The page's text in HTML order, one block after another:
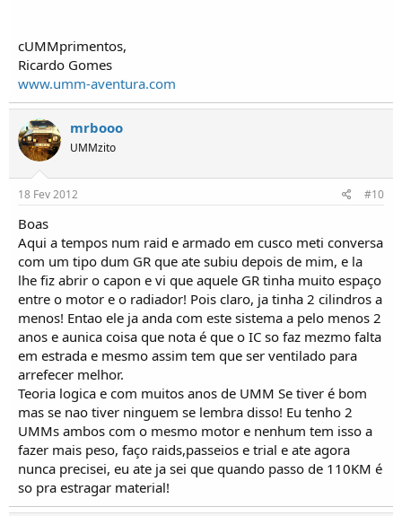
cUMMprimentos,
Ricardo Gomes
www.umm-aventura.com
mrbooo
UMMzito
18 Fev 2012 #10
Boas
Aqui a tempos num raid e armado em cusco meti conversa
com um tipo dum GR que ate subiu depois de mim, e la
lhe fiz abrir o capon e vi que aquele GR tinha muito espaço
entre o motor e o radiador! Pois claro, ja tinha 2 cilindros a
menos! Entao ele ja anda com este sistema a pelo menos 2
anos e aunica coisa que nota é que o IC so faz mezmo falta
em estrada e mesmo assim tem que ser ventilado para
arrefecer melhor.
Teoria logica e com muitos anos de UMM Se tiver é bom
mas se nao tiver ninguem se lembra disso! Eu tenho 2
UMMs ambos com o mesmo motor e nenhum tem isso a
fazer mais peso, faço raids,passeios e trial e ate agora
nunca precisei, eu ate ja sei que quando passo de 110KM é
so pra estragar material!